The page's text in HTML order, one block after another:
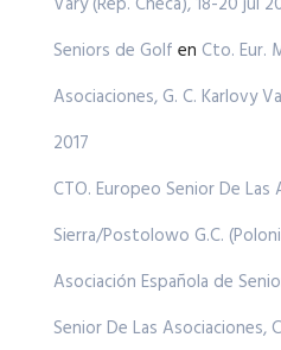
Seniors de Golf en Cto. Eur.
Asociaciones, G. C. Karlovy
2017
CTO. Europeo Senior De Las
Sierra/Postolowo G.C.
Asociación Española de
Senior De Las Asociaciones,